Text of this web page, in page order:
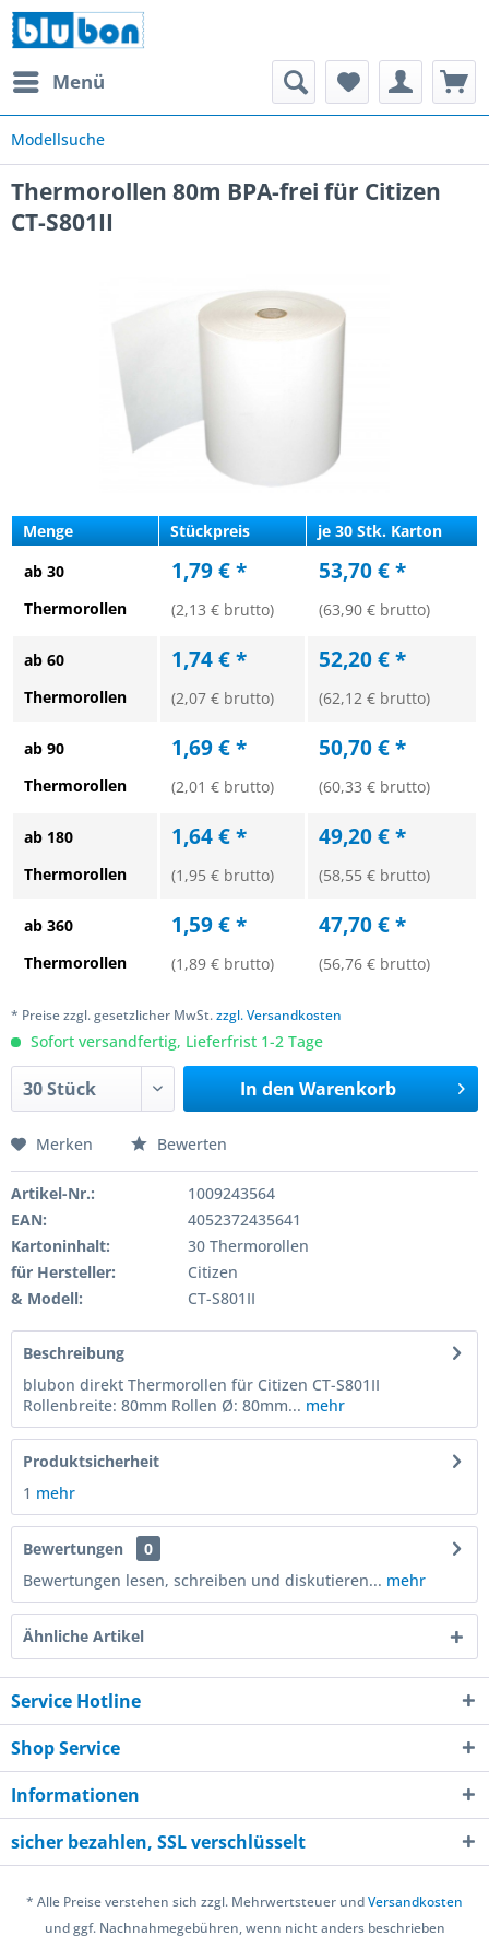
Menü
Modellsuche
Thermorollen 80m BPA-frei für Citizen
CT-S801II
Menge Stückpreis
je 30 Stk. Karton
ab 30
Thermorollen
1,79 € *
(2,13 € brutto)
53,70 € *
(63,90 € brutto)
ab 60
Thermorollen
1,74 € *
(2,07 € brutto)
52,20 € *
(62,12 € brutto)
ab 90
Thermorollen
1,69 € *
(2,01 € brutto)
50,70 € *
(60,33 € brutto)
ab 180
Thermorollen
1,64 € *
(1,95 € brutto)
49,20 € *
(58,55 € brutto)
ab 360
Thermorollen
1,59 € *
(1,89 € brutto)
47,70 € *
(56,76 € brutto)
* Preise zzgl. gesetzlicher MwSt.zzgl. Versandkosten
Sofort versandfertig, Lieferfrist 1-2 Tage
In den Warenkorb
Merken Bewerten
Artikel-Nr.:
1009243564
EAN:
4052372435641
Kartoninhalt:
30 Thermorollen
für Hersteller:
Citizen
& Modell:
CT-S801II
Beschreibung
blubon direkt Thermorollen für Citizen CT-S801II
Rollenbreite: 80mm Rollen Ø: 80mm... mehr
Produktsicherheit
1 mehr
Bewertungen
0
Bewertungen lesen, schreiben und diskutieren... mehr
Ähnliche Artikel
Service Hotline
Shop Service
Informationen
sicher bezahlen, SSL verschlüsselt
* Alle Preise verstehen sich zzgl. Mehrwertsteuer undVersandkosten
und ggf. Nachnahmegebühren, wenn nicht anders beschrieben